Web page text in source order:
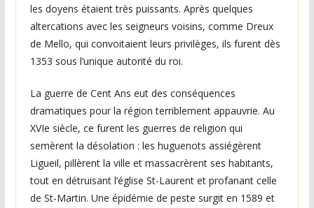
les doyens étaient très puissants. Après quelques
altercations avec les seigneurs voisins, comme Dreux
de Mello, qui convoitaient leurs privilèges, ils furent dès
1353 sous l’unique autorité du roi.
La guerre de Cent Ans eut des conséquences
dramatiques pour la région terriblement appauvrie. Au
XVIe siècle, ce furent les guerres de religion qui
semèrent la désolation : les huguenots assiégèrent
Ligueil, pillèrent la ville et massacrèrent ses habitants,
tout en détruisant l’église St-Laurent et profanant celle
de St-Martin. Une épidémie de peste surgit en 1589 et